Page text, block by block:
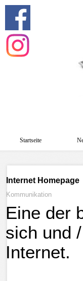
Startseite
Internet Homepage
Kommunikation
Eine der
sich und
Internet.